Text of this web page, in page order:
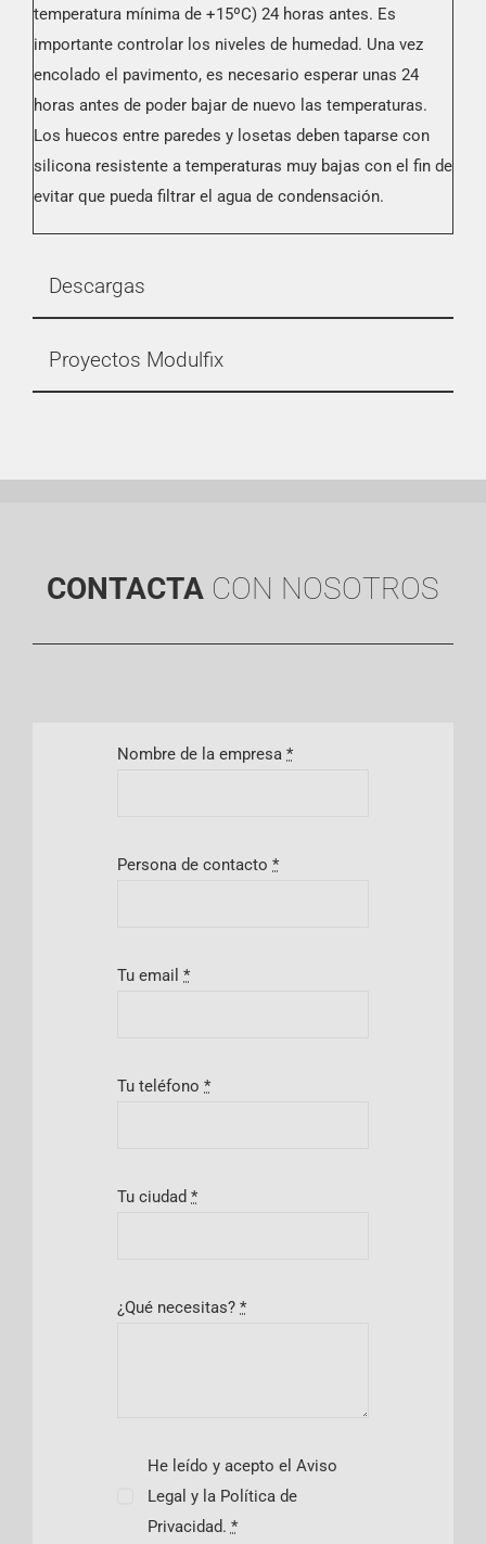
temperatura mínima de +15ºC) 24 horas antes. Es
importante controlar los niveles de humedad. Una vez
encolado el pavimento, es necesario esperar unas 24
horas antes de poder bajar de nuevo las temperaturas.
Los huecos entre paredes y losetas deben taparse con
silicona resistente a temperaturas muy bajas con el fin de
evitar que pueda filtrar el agua de condensación.
Descargas
Proyectos Modulfix
CONTACTA CON NOSOTROS
Nombre de la empresa*
Persona de contacto*
Tu email*
Tu teléfono*
Tu ciudad*
¿Qué necesitas?*
He leído y acepto el Aviso
Legal y la Política de
Privacidad. *